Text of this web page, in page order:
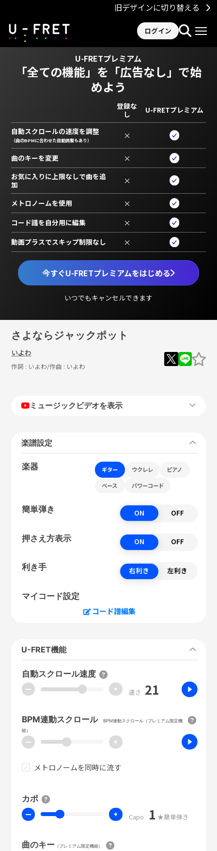
旧デザインに切り替える
ログイン
U-FRETプレミアム
「全ての機能」を 「広告なし」で始
めよう
今すぐU-FRETプレミアムをはじめる
いつでもキャンセルできます
登録な
し
U-FRETプレミアム
自動スクロールの速度を調整
（曲のBPMに合わせた自動調整もあり） ×
曲のキーを変更 ×
お気に入りに上限なしで曲を追
加
×
メトロノームを使用 ×
コード譜を自分用に編集 ×
動画プラスでスキップ制限なし ×
さよならジャックポット
いよわ
作詞 : いよわ/作曲 : いよわ
ミュージックビデオを表示
楽譜設定
楽器 ギター ウクレレ ピアノ
ベース パワーコード
簡単弾き ON OFF
押さえ方表示 ON OFF
利き手 右利き 左利き
マイコード設定
コード譜編集
U-FRET機能
自動スクロール速度
ー + 速さ 21
BPM連動スクロール
BPM連動スクロール（プレミアム限定機
能）
ー +
メトロノームを同時に流す
カポ
ー + Capo 1 ★簡単弾き
曲のキー（プレミアム限定機能）